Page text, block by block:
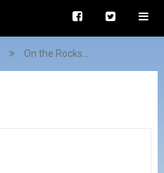
On the Rocks…